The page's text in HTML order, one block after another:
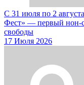
С 31 июля по 2
Фест» — первый нон-
свободы
17 Июля 2026